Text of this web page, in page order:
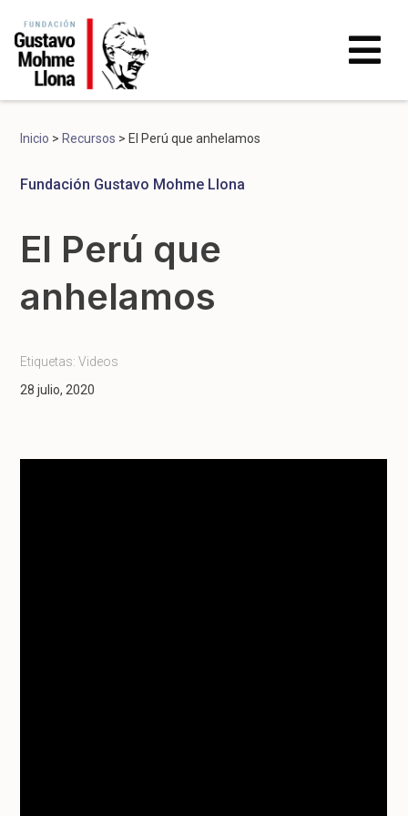
Inicio > Recursos > El Perú que anhelamos
Fundación Gustavo Mohme Llona
El Perú que
anhelamos
Etiquetas:Videos
28 julio, 2020